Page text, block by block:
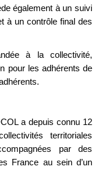
également à un suivi
à un contrôle final des
à la collectivité,
pour les adhérents de
a depuis connu 12
territoriales
par des
France au sein d’un